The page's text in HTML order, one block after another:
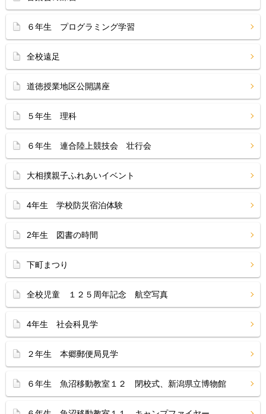
６年生 プログラミング学習
全校遠足
道徳授業地区公開講座
５年生 理科
６年生 連合陸上競技会 壮行会
大相撲親子ふれあいイベント
4年生 学校防災宿泊体験
2年生 図書の時間
下町まつり
全校児童 １２５周年記念 航空写真
4年生 社会科見学
２年生 本郷郵便局見学
６年生 魚沼移動教室１２ 閉校式、新潟県立博物館